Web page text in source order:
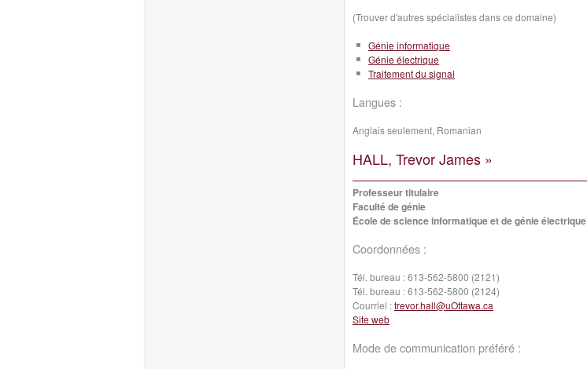
(Trouver d'autres spécialistes dans ce domaine)
Génie informatique
Génie électrique
Traitement du signal
Langues :
Anglais seulement, Romanian
HALL, Trevor James »
Professeur titulaire
Faculté de génie
École de science informatique et de génie électrique
Coordonnées :
Tél. bureau :613-562-5800 (2121)
Tél. bureau :613-562-5800 (2124)
Courriel :trevor.hall@uOttawa.ca
Site web
Mode de communication préféré :